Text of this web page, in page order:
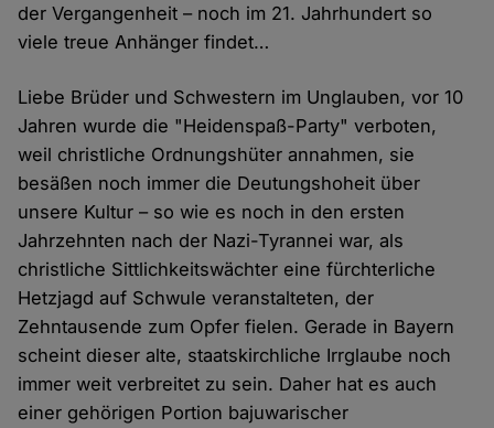
der Vergangenheit – noch im 21. Jahrhundert so
viele treue Anhänger findet…
Liebe Brüder und Schwestern im Unglauben, vor 10
Jahren wurde die "Heidenspaß-Party" verboten,
weil christliche Ordnungshüter annahmen, sie
besäßen noch immer die Deutungshoheit über
unsere Kultur – so wie es noch in den ersten
Jahrzehnten nach der Nazi-Tyrannei war, als
christliche Sittlichkeitswächter eine fürchterliche
Hetzjagd auf Schwule veranstalteten, der
Zehntausende zum Opfer fielen. Gerade in Bayern
scheint dieser alte, staatskirchliche Irrglaube noch
immer weit verbreitet zu sein. Daher hat es auch
einer gehörigen Portion bajuwarischer